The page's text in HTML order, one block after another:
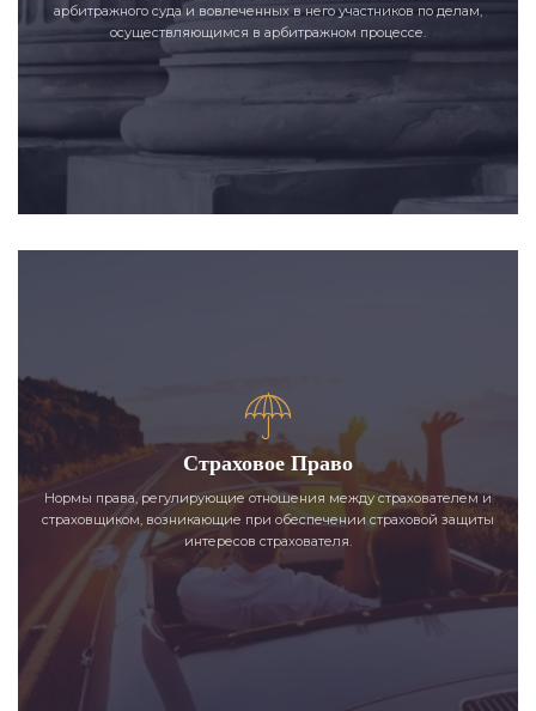
арбитражного суда и вовлеченных в него участников по делам,
осуществляющимся в арбитражном процессе.
Страховое Право
Нормы права, регулирующие отношения между страхователем и
страховщиком, возникающие при обеспечении страховой защиты
интересов страхователя.